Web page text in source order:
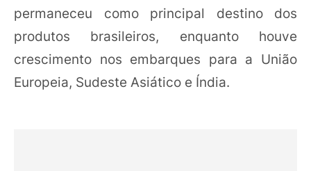
permaneceu como principal destino dos
produtos brasileiros, enquanto houve
crescimento nos embarques para a União
Europeia, Sudeste Asiático e Índia.